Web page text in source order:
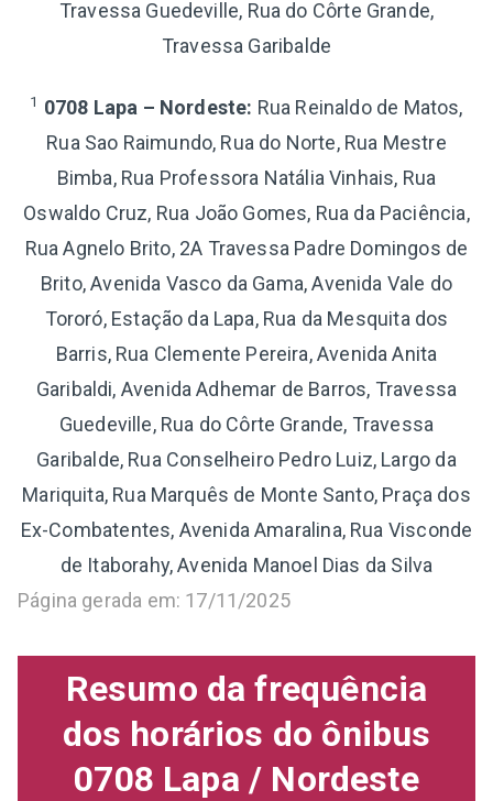
Travessa Guedeville, Rua do Côrte Grande,
Travessa Garibalde
1 0708 Lapa – Nordeste: Rua Reinaldo de Matos,
Rua Sao Raimundo, Rua do Norte, Rua Mestre
Bimba, Rua Professora Natália Vinhais, Rua
Oswaldo Cruz, Rua João Gomes, Rua da Paciência,
Rua Agnelo Brito, 2A Travessa Padre Domingos de
Brito, Avenida Vasco da Gama, Avenida Vale do
Tororó, Estação da Lapa, Rua da Mesquita dos
Barris, Rua Clemente Pereira, Avenida Anita
Garibaldi, Avenida Adhemar de Barros, Travessa
Guedeville, Rua do Côrte Grande, Travessa
Garibalde, Rua Conselheiro Pedro Luiz, Largo da
Mariquita, Rua Marquês de Monte Santo, Praça dos
Ex-Combatentes, Avenida Amaralina, Rua Visconde
de Itaborahy, Avenida Manoel Dias da Silva
Página gerada em: 17/11/2025
Resumo da frequência
dos horários do ônibus
0708 Lapa / Nordeste